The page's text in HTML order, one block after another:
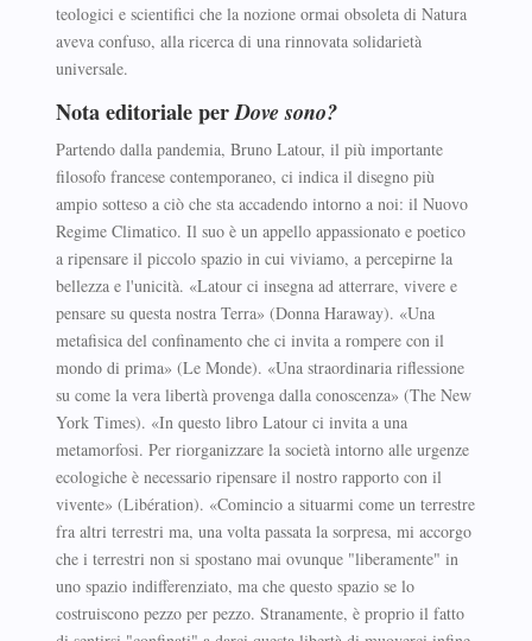
teologici e scientifici che la nozione ormai obsoleta di Natura
aveva confuso, alla ricerca di una rinnovata solidarietà
universale.
Nota editoriale perDove sono?
Partendo dalla pandemia, Bruno Latour, il più importante
filosofo francese contemporaneo, ci indica il disegno più
ampio sotteso a ciò che sta accadendo intorno a noi: il Nuovo
Regime Climatico. Il suo è un appello appassionato e poetico
a ripensare il piccolo spazio in cui viviamo, a percepirne la
bellezza e l'unicità. «Latour ci insegna ad atterrare, vivere e
pensare su questa nostra Terra» (Donna Haraway). «Una
metafisica del confinamento che ci invita a rompere con il
mondo di prima» (Le Monde). «Una straordinaria riflessione
su come la vera libertà provenga dalla conoscenza» (The New
York Times). «In questo libro Latour ci invita a una
metamorfosi. Per riorganizzare la società intorno alle urgenze
ecologiche è necessario ripensare il nostro rapporto con il
vivente» (Libération). «Comincio a situarmi come un terrestre
fra altri terrestri ma, una volta passata la sorpresa, mi accorgo
che i terrestri non si spostano mai ovunque "liberamente" in
uno spazio indifferenziato, ma che questo spazio se lo
costruiscono pezzo per pezzo. Stranamente, è proprio il fatto